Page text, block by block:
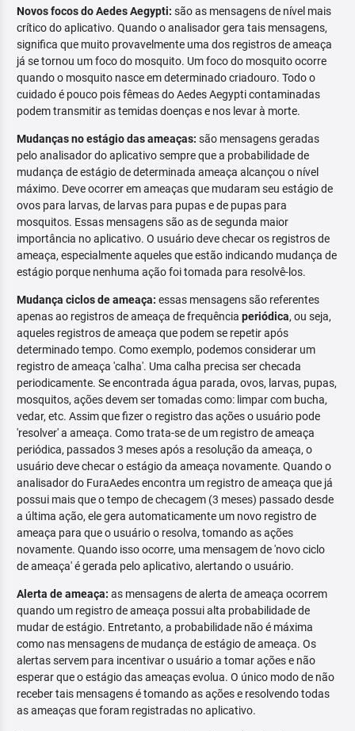
Novos focos do Aedes Aegypti: são as mensagens de nível mais
crítico do aplicativo. Quando o analisador gera tais mensagens,
significa que muito provavelmente uma dos registros de ameaça
já se tornou um foco do mosquito. Um foco do mosquito ocorre
quando o mosquito nasce em determinado criadouro. Todo o
cuidado é pouco pois fêmeas do Aedes Aegypti contaminadas
podem transmitir as temidas doenças e nos levar à morte.
Mudanças no estágio das ameaças: são mensagens geradas
pelo analisador do aplicativo sempre que a probabilidade de
mudança de estágio de determinada ameaça alcançou o nível
máximo. Deve ocorrer em ameaças que mudaram seu estágio de
ovos para larvas, de larvas para pupas e de pupas para
mosquitos. Essas mensagens são as de segunda maior
importância no aplicativo. O usuário deve checar os registros de
ameaça, especialmente aqueles que estão indicando mudança de
estágio porque nenhuma ação foi tomada para resolvê-los.
Mudança ciclos de ameaça: essas mensagens são referentes
apenas ao registros de ameaça de frequência periódica, ou seja,
aqueles registros de ameaça que podem se repetir após
determinado tempo. Como exemplo, podemos considerar um
registro de ameaça 'calha'. Uma calha precisa ser checada
periodicamente. Se encontrada água parada, ovos, larvas, pupas,
mosquitos, ações devem ser tomadas como: limpar com bucha,
vedar, etc. Assim que fizer o registro das ações o usuário pode
'resolver' a ameaça. Como trata-se de um registro de ameaça
periódica, passados 3 meses após a resolução da ameaça, o
usuário deve checar o estágio da ameaça novamente. Quando o
analisador do FuraAedes encontra um registro de ameaça que já
possui mais que o tempo de checagem (3 meses) passado desde
a última ação, ele gera automaticamente um novo registro de
ameaça para que o usuário o resolva, tomando as ações
novamente. Quando isso ocorre, uma mensagem de 'novo ciclo
de ameaça' é gerada pelo aplicativo, alertando o usuário.
Alerta de ameaça: as mensagens de alerta de ameaça ocorrem
quando um registro de ameaça possui alta probabilidade de
mudar de estágio. Entretanto, a probabilidade não é máxima
como nas mensagens de mudança de estágio de ameaça. Os
alertas servem para incentivar o usuário a tomar ações e não
esperar que o estágio das ameaças evolua. O único modo de não
receber tais mensagens é tomando as ações e resolvendo todas
as ameaças que foram registradas no aplicativo.